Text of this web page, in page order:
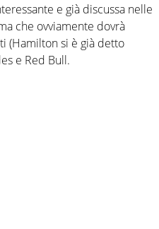
e già discussa nelle
che ovviamente dovrà
(Hamilton si è già detto
e Red Bull.